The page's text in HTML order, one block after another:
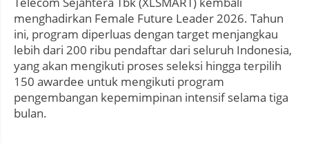
menghadirkan Female Future Leader 2026. Tahun
ini, program diperluas dengan target menjangkau
lebih dari 200 ribu pendaftar dari seluruh Indonesia,
yang akan mengikuti proses seleksi hingga terpilih
150 awardee untuk mengikuti program
pengembangan kepemimpinan intensif selama tiga
bulan.